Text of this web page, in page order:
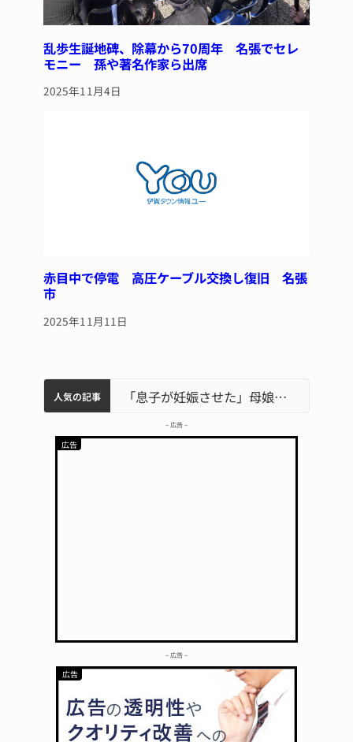
乱歩生誕地碑、除幕から70周年 名張でセレ
モニー 孫や著名作家ら出席
2025年11月4日
赤目中で停電 高圧ケーブル交換し復旧 名張
市
2025年11月11日
人気の記事
名張市水道料金47％値上げへ 答申案、審議会で大筋まとまる
中学校の陶壁モニュメント 地元建設会社がボランティアで清掃 伊賀名張市立病院のDMAT、熊本地震の被災地へ 能登以来3回目の派遣 「息子が妊娠させた」母娘だまされ400万円詐欺被害 名張
– 広告 –
– 広告 –